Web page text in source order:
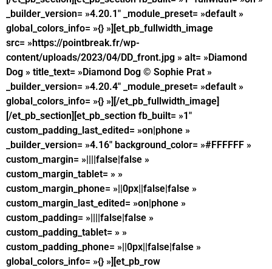
_builder_version= »4.20.1″ _module_preset= »default »
global_colors_info= »{} »][et_pb_fullwidth_image
src= »https://pointbreak.fr/wp-
content/uploads/2023/04/DD_front.jpg » alt= »Diamond
Dog » title_text= »Diamond Dog © Sophie Prat »
_builder_version= »4.20.4″ _module_preset= »default »
global_colors_info= »{} »][/et_pb_fullwidth_image]
[/et_pb_section][et_pb_section fb_built= »1″
custom_padding_last_edited= »on|phone »
_builder_version= »4.16″ background_color= »#FFFFFF »
custom_margin= »||||false|false »
custom_margin_tablet= » »
custom_margin_phone= »||0px||false|false »
custom_margin_last_edited= »on|phone »
custom_padding= »||||false|false »
custom_padding_tablet= » »
custom_padding_phone= »||0px||false|false »
global_colors_info= »{} »][et_pb_row